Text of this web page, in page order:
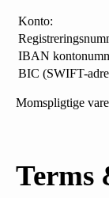
Konto:
IBAN
BIC (SWIFT-
Momspligtige
Terms